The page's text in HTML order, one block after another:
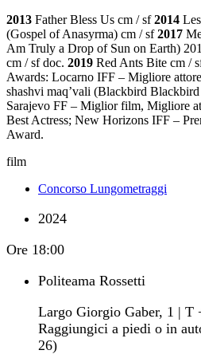
2013 Father Bless Us cm / sf2014
(Gospel of Anasyrma) cm / sf2017
Am Truly a Drop of Sun on Earth)
cm / sf doc. 2019 Red Ants Bite cm /
Awards: Locarno IFF – Migliore
shashvi maq’vali (Blackbird
Sarajevo FF – Miglior film, Migliore
Best Actress; New Horizons IFF –
Award.
film
Concorso Lungometraggi
2024
Ore 18:00
Politeama Rossetti
Largo Giorgio Gaber, 1 | T
Raggiungici a piedi o in
26)